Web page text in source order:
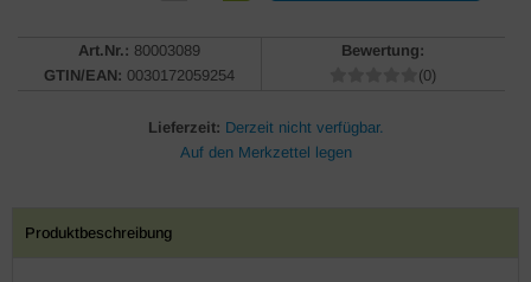
Art.Nr.: 80003089
GTIN/EAN: 0030172059254
Bewertung:
(0)
Lieferzeit: Derzeit nicht verfügbar.
Produktbeschreibung